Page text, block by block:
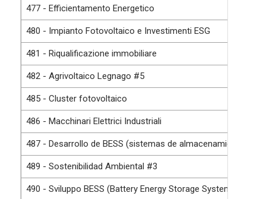
477 - Efficientamento Energetico
480 - Impianto Fotovoltaico e Investimenti ESG
481 - Riqualificazione immobiliare
482 - Agrivoltaico Legnago #5
485 - Cluster fotovoltaico
486 - Macchinari Elettrici Industriali
487 - Desarrollo de BESS (sistemas de almacenamiento de
489 - Sostenibilidad Ambiental #3
490 - Sviluppo BESS (Battery Energy Storage Systems) #12